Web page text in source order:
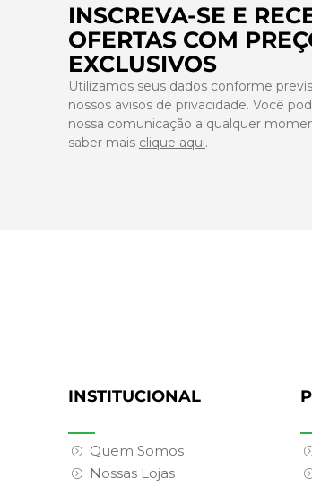
INSCREVA-SE E
OFERTAS COM
EXCLUSIVOS
Utilizamos seus dados conforme
nossos avisos de privacidade. Você
nossa comunicação a qualquer
saber mais clique aqui.
INSTITUCIONAL
Quem Somos
Nossas Lojas